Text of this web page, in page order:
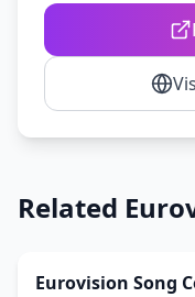
Related
Eurovision Song